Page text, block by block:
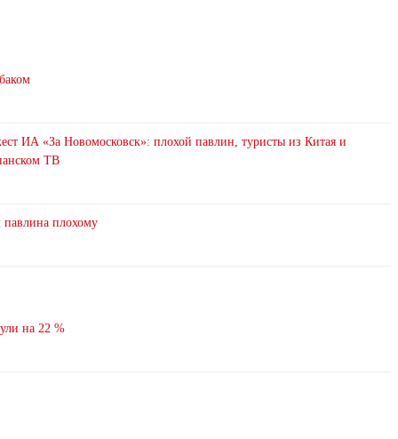
ИА «За Новомосковск»: плохой павлин, туристы из Китая и
ТВ
павлина плохому
на 22 %